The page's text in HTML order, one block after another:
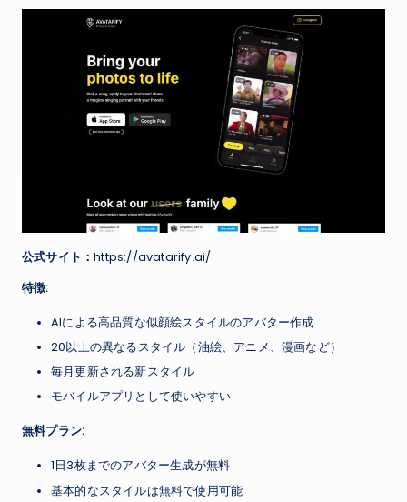
公式サイト：https://avatarify.ai/
特徴:
AIによる高品質な似顔絵スタイルのアバター作成
20以上の異なるスタイル（油絵、アニメ、漫画など）
毎月更新される新スタイル
モバイルアプリとして使いやすい
無料プラン:
1日3枚までのアバター生成が無料
基本的なスタイルは無料で使用可能